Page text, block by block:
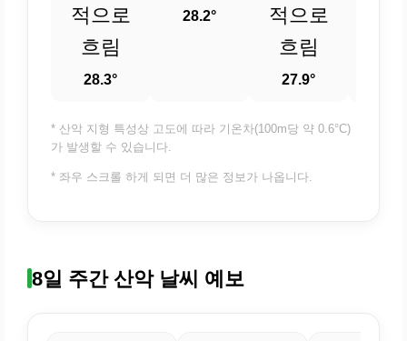
적으로
흐림
28.3°
28.2°
적으로
흐림
27.9°
* 산악 지형 특성상 고도에 따라 기온차(100m당 약 0.6°C)
가 발생할 수 있습니다.
* 좌우 스크롤 하게 되면 더 많은 정보가 나옵니다.
8일 주간 산악 날씨 예보